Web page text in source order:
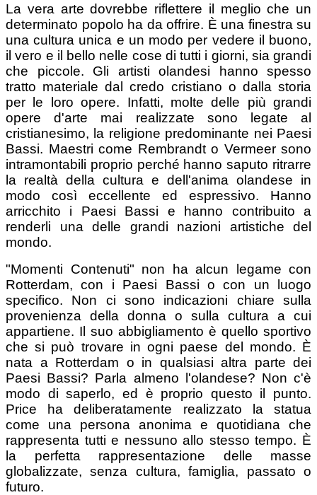
La vera arte dovrebbe riflettere il meglio che un
determinato popolo ha da offrire. È una finestra su
una cultura unica e un modo per vedere il buono,
il vero e il bello nelle cose di tutti i giorni, sia grandi
che piccole. Gli artisti olandesi hanno spesso
tratto materiale dal credo cristiano o dalla storia
per le loro opere. Infatti, molte delle più grandi
opere d'arte mai realizzate sono legate al
cristianesimo, la religione predominante nei Paesi
Bassi. Maestri come Rembrandt o Vermeer sono
intramontabili proprio perché hanno saputo ritrarre
la realtà della cultura e dell'anima olandese in
modo così eccellente ed espressivo. Hanno
arricchito i Paesi Bassi e hanno contribuito a
renderli una delle grandi nazioni artistiche del
mondo.
"Momenti Contenuti" non ha alcun legame con
Rotterdam, con i Paesi Bassi o con un luogo
specifico. Non ci sono indicazioni chiare sulla
provenienza della donna o sulla cultura a cui
appartiene. Il suo abbigliamento è quello sportivo
che si può trovare in ogni paese del mondo. È
nata a Rotterdam o in qualsiasi altra parte dei
Paesi Bassi? Parla almeno l'olandese? Non c'è
modo di saperlo, ed è proprio questo il punto.
Price ha deliberatamente realizzato la statua
come una persona anonima e quotidiana che
rappresenta tutti e nessuno allo stesso tempo. È
la perfetta rappresentazione delle masse
globalizzate, senza cultura, famiglia, passato o
futuro.